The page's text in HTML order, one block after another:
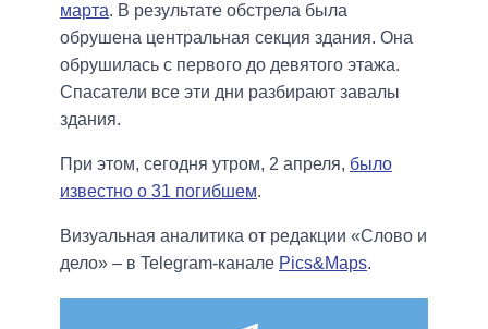
марта. В результате обстрела была
обрушена центральная секция здания. Она
обрушилась с первого до девятого этажа.
Спасатели все эти дни разбирают завалы
здания.
При этом, сегодня утром, 2 апреля, было
известно о 31 погибшем.
Визуальная аналитика от редакции «Слово и
дело» – в Telegram-канале Pics&Maps.